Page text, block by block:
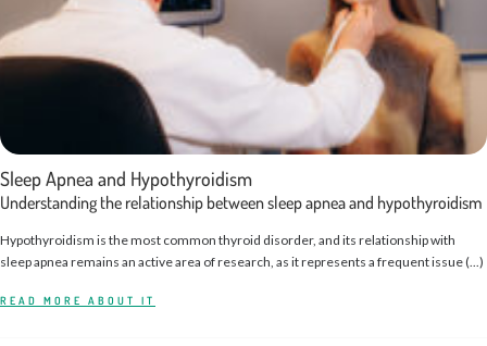
Sleep Apnea and Hypothyroidism
Understanding the relationship between sleep apnea and hypothyroidism
Hypothyroidism is the most common thyroid disorder, and its relationship with
sleep apnea remains an active area of research, as it represents a frequent issue (...)
READ MORE ABOUT IT